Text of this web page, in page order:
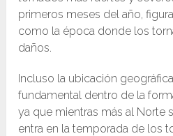
primeros meses del año,
como la época donde los
daños.
Incluso la ubicación
fundamental dentro de la
ya que mientras más al Norte
entra en la temporada de los